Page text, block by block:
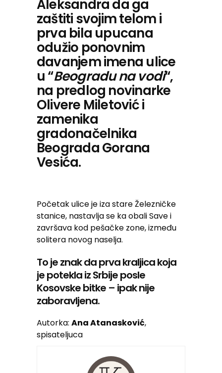
Aleksandra da ga
zaštiti svojim telom i
prva bila upucana
odužio ponovnim
davanjem imena ulice
u “Beogradu na vodi“,
na predlog novinarke
Olivere Miletović i
zamenika
gradonačelnika
Beograda Gorana
Vesića.
Početak ulice je iza stare Železničke
stanice, nastavlja se ka obali Save i
završava kod pešačke zone, između
solitera novog naselja.
To je znak da prva kraljica koja
je potekla iz Srbije posle
Kosovske bitke – ipak nije
zaboravljena.
Autorka: Ana Atanasković,
spisateljuca